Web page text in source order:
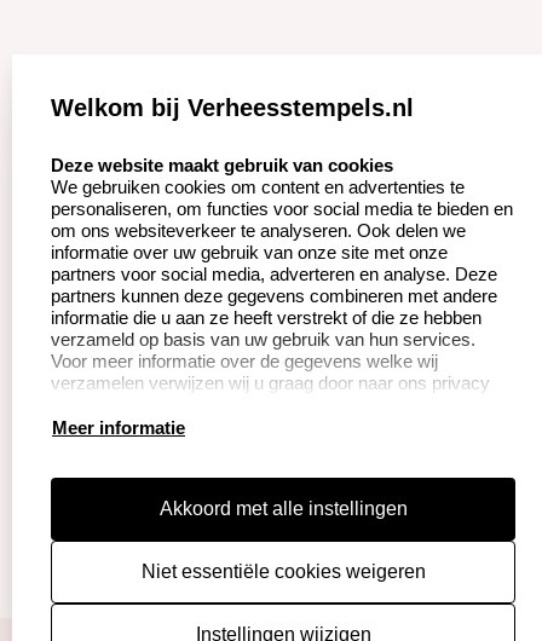
Zakelijk:
Betaling &
Verzending
Wederverkoper
worden
Klantenservice:
Veel gestelde vragen
Herroepingsrecht
Retourneren
Productinformatie:
Instructie voor
Aanleverspecificaties
Safety Sheets
algemene voorwaarden
disclaimer
Welkom bij Verheesstempels.nl
Deze website maakt gebruik van cookies
We gebruiken cookies om content en advertenties te
personaliseren, om functies voor social media te bieden en
om ons websiteverkeer te analyseren. Ook delen we
informatie over uw gebruik van onze site met onze
partners voor social media, adverteren en analyse. Deze
partners kunnen deze gegevens combineren met andere
informatie die u aan ze heeft verstrekt of die ze hebben
verzameld op basis van uw gebruik van hun services.
Voor meer informatie over de gegevens welke wij
verzamelen verwijzen wij u graag door naar ons privacy
Meer informatie
Akkoord met alle instellingen
Niet essentiële cookies weigeren
Instellingen wijzigen